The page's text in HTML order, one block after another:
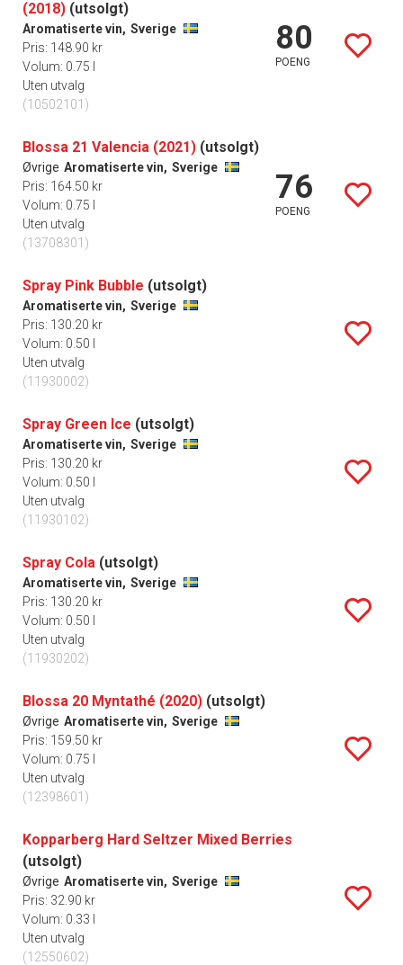
(2018) (utsolgt)
Aromatiserte vin, Sverige
Pris: 148.90 kr
Volum: 0.75 l
Uten utvalg
(10502101)
80
POENG
Blossa 21 Valencia (2021) (utsolgt)
Øvrige Aromatiserte vin, Sverige
Pris: 164.50 kr
Volum: 0.75 l
Uten utvalg
(13708301)
76
POENG
Spray Pink Bubble (utsolgt)
Aromatiserte vin, Sverige
Pris: 130.20 kr
Volum: 0.50 l
Uten utvalg
(11930002)
Spray Green Ice (utsolgt)
Aromatiserte vin, Sverige
Pris: 130.20 kr
Volum: 0.50 l
Uten utvalg
(11930102)
Spray Cola (utsolgt)
Aromatiserte vin, Sverige
Pris: 130.20 kr
Volum: 0.50 l
Uten utvalg
(11930202)
Blossa 20 Myntathé (2020) (utsolgt)
Øvrige Aromatiserte vin, Sverige
Pris: 159.50 kr
Volum: 0.75 l
Uten utvalg
(12398601)
Kopparberg Hard Seltzer Mixed Berries
(utsolgt)
Øvrige Aromatiserte vin, Sverige
Pris: 32.90 kr
Volum: 0.33 l
Uten utvalg
(12550602)